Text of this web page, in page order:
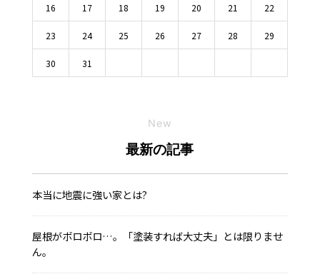
16 17 18 19 20 21 22
23 24 25 26 27 28 29
30 31
New
最新の記事
本当に地震に強い家とは?
屋根がボロボロ…。「塗装すれば大丈夫」とは限りませ
ん。